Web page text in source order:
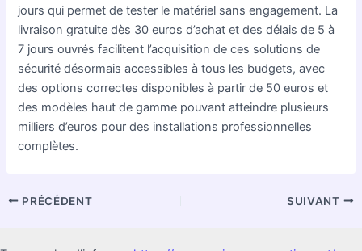
jours qui permet de tester le matériel sans engagement. La
livraison gratuite dès 30 euros d’achat et des délais de 5 à
7 jours ouvrés facilitent l’acquisition de ces solutions de
sécurité désormais accessibles à tous les budgets, avec
des options correctes disponibles à partir de 50 euros et
des modèles haut de gamme pouvant atteindre plusieurs
milliers d’euros pour des installations professionnelles
complètes.
PRÉCÉDENT SUIVANT